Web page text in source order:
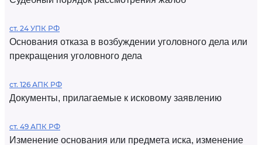
ст. 24 УПК РФ
Основания отказа в возбуждении уголовного дела или
прекращения уголовного дела
ст. 126 АПК РФ
Документы, прилагаемые к исковому заявлению
ст. 49 АПК РФ
Изменение основания или предмета иска, изменение